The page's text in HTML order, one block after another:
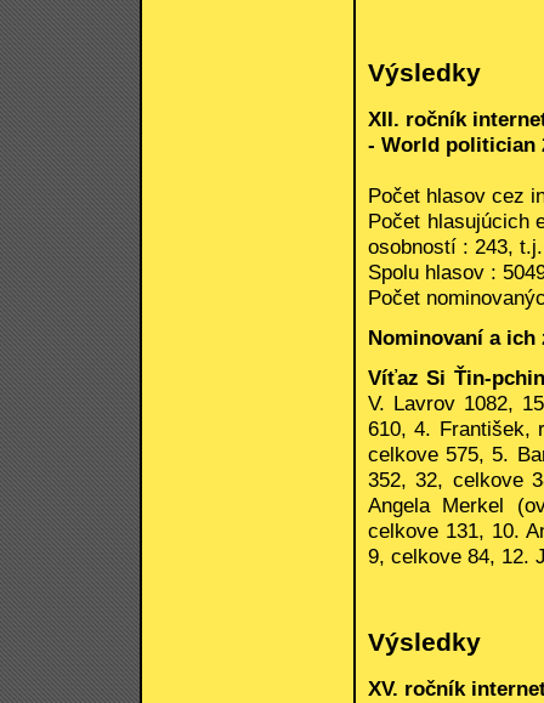
Výsledky
XII. ročník
- World politician
Počet hlasov cez
Počet hlasujúcich
osobností : 243,
Spolu hlasov :
Počet
Nominovaní a ich
Víťaz Si Ťin-
V. Lavrov 1082,
610, 4. František,
celkove 575, 5.
352, 32, celkove
Angela Merkel
celkove 131, 10.
9, celkove 84, 12.
Výsledky
XV. ročník